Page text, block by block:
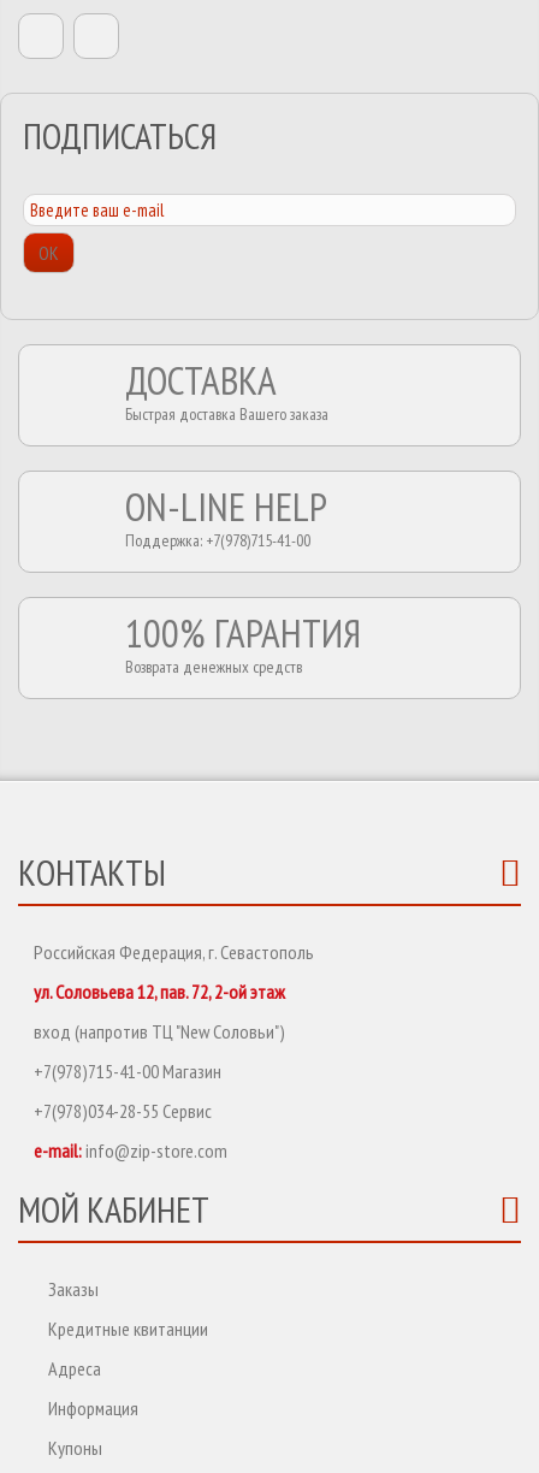
ПОДПИСАТЬСЯ
ОК
ДОСТАВКА
Быстрая доставка Вашего заказа
ON-LINE HELP
Поддержка: +7(978)715-41-00
100% ГАРАНТИЯ
Возврата денежных средств
КОНТАКТЫ
Российская Федерация, г. Севастополь
ул. Соловьева 12, пав. 72, 2-ой этаж
вход (напротив ТЦ "New Соловьи")
+7(978)715-41-00 Магазин
+7(978)034-28-55 Сервис
e-mail:info@zip-store.com
МОЙ КАБИНЕТ
Заказы
Кредитные квитанции
Адреса
Информация
Купоны